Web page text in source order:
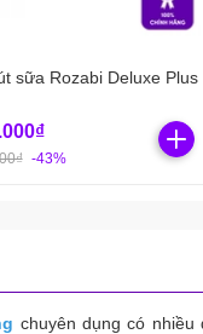
sữa Rozabi Deluxe Plus
-43%
chuyên dụng có nhiều